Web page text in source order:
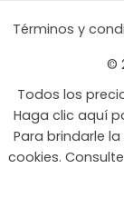
Términos y
©
Todos los
Haga clic aquí
Para brindarle
cookies.